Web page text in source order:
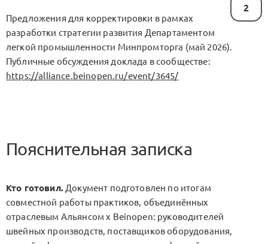
2
Предложения для корректировки в рамках
разработки стратегии развития Департаментом
легкой промышленности Минпромторга (май 2026).
Публичные обсуждения доклада в сообществе:
https://alliance.beinopen.ru/event/3645/
Пояснительная записка
Кто готовил.Документ подготовлен по итогам
совместной работы практиков, объединённых
отраслевым Альянсом x Beinopen: руководителей
швейных производств, поставщиков оборудования,